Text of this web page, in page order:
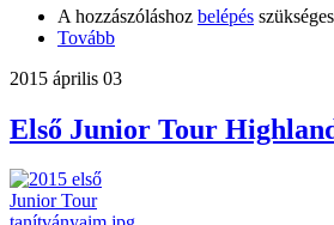
A hozzászóláshoz belépés szükséges
Tovább
2015 április 03
Első Junior Tour